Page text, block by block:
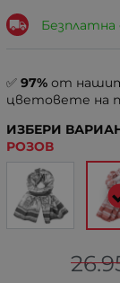
Безплатна
✅ 97% от
цветовете на
ИЗБЕРИ
РОЗОВ